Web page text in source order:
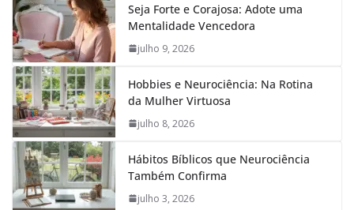
Seja Forte e Corajosa: Adote uma
Mentalidade Vencedora
julho 9, 2026
Hobbies e Neurociência: Na Rotina
da Mulher Virtuosa
julho 8, 2026
Hábitos Bíblicos que Neurociência
Também Confirma
julho 3, 2026